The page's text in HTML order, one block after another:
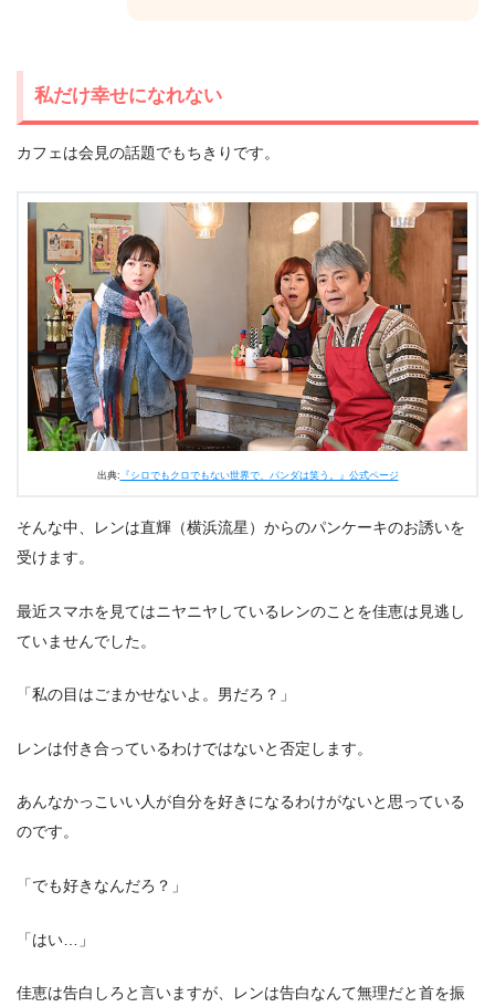
私だけ幸せになれない
カフェは会見の話題でもちきりです。
出典: 『シロでもクロでもない世界で、パンダは笑う。』公式ページ
そんな中、レンは直輝（横浜流星）からのパンケーキのお誘いを
受けます。
最近スマホを見てはニヤニヤしているレンのことを佳恵は見逃し
ていませんでした。
「私の目はごまかせないよ。男だろ？」
レンは付き合っているわけではないと否定します。
あんなかっこいい人が自分を好きになるわけがないと思っている
のです。
「でも好きなんだろ？」
「はい…」
佳恵は告白しろと言いますが、レンは告白なんて無理だと首を振